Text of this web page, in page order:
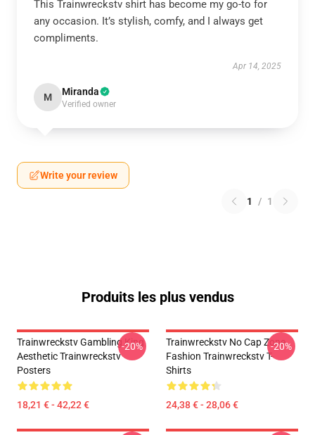
This Trainwreckstv shirt has become my go-to for
any occasion. It’s stylish, comfy, and I always get
compliments.
Apr 14, 2025
M Miranda
Verified owner
Write your review
1 / 1
Produits les plus vendus
Trainwreckstv Gambling King
Aesthetic Trainwreckstv
Posters
18,21 € - 42,22 €
-20%
Trainwreckstv No Cap Zone
Fashion Trainwreckstv T-
Shirts
24,38 € - 28,06 €
-20%